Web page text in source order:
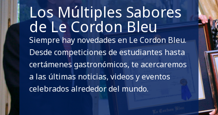
Los Múltiples Sabores
de Le Cordon Bleu
Siempre hay novedades en Le Cordon Bleu.
Desde competiciones de estudiantes hasta
certámenes gastronómicos, te acercaremos
a las últimas noticias, videos y eventos
celebrados alrededor del mundo.